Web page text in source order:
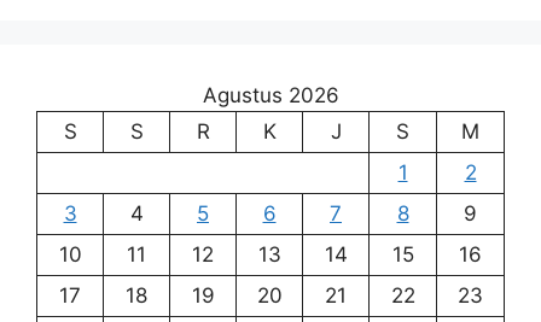
Agustus 2026
S
S R K J S
M
1
2
3
4 5 6 7 8
9
10
11 12 13 14 15
16
17
18 19 20 21 22
23